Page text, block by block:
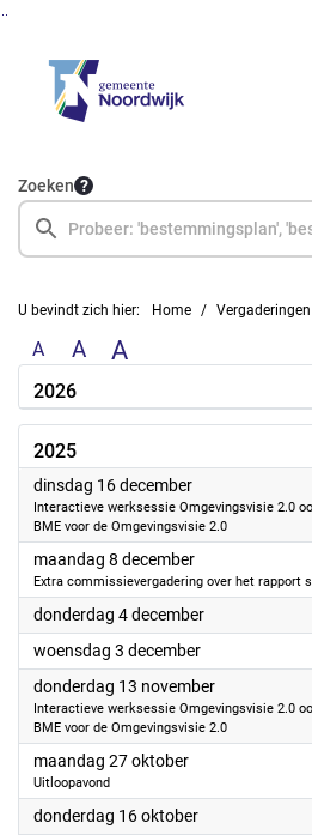
Zoeken
U bevindt zich hier: Home Vergaderingen
A A A
2026
2025
dinsdag 16 december2025
Interactieve werksessie Omgevingsvisie 2.0
BME voor de Omgevingsvisie 2.0
maandag 8 december2025
Extra commissievergadering over het rapport
donderdag 4 december2025
woensdag 3 december2025
donderdag 13 november2025
Interactieve werksessie Omgevingsvisie 2.0
BME voor de Omgevingsvisie 2.0
maandag 27 oktober2025
Uitloopavond
donderdag 16 oktober2025